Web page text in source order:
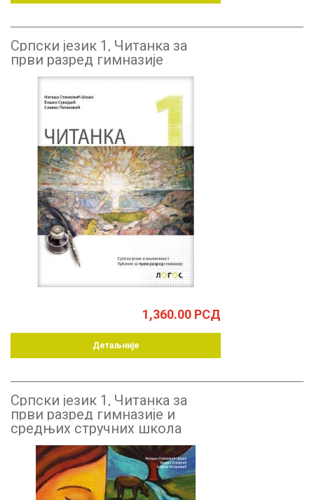
Српски језик 1, Читанка за
први разред гимназије
1,360.00 РСД
Детаљније
Српски језик 1, Читанка за
први разред гимназије и
средњих стручних школа